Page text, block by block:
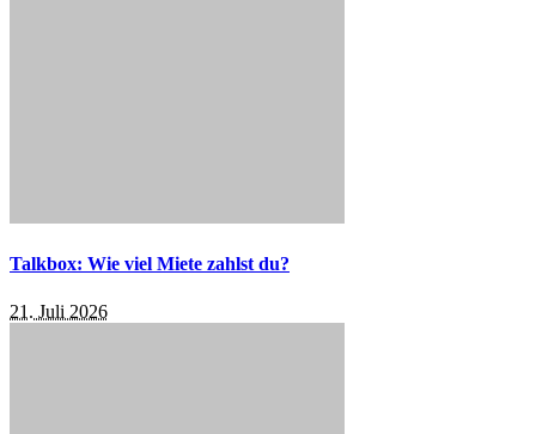
Talkbox: Wie viel Miete zahlst du?
21. Juli 2026